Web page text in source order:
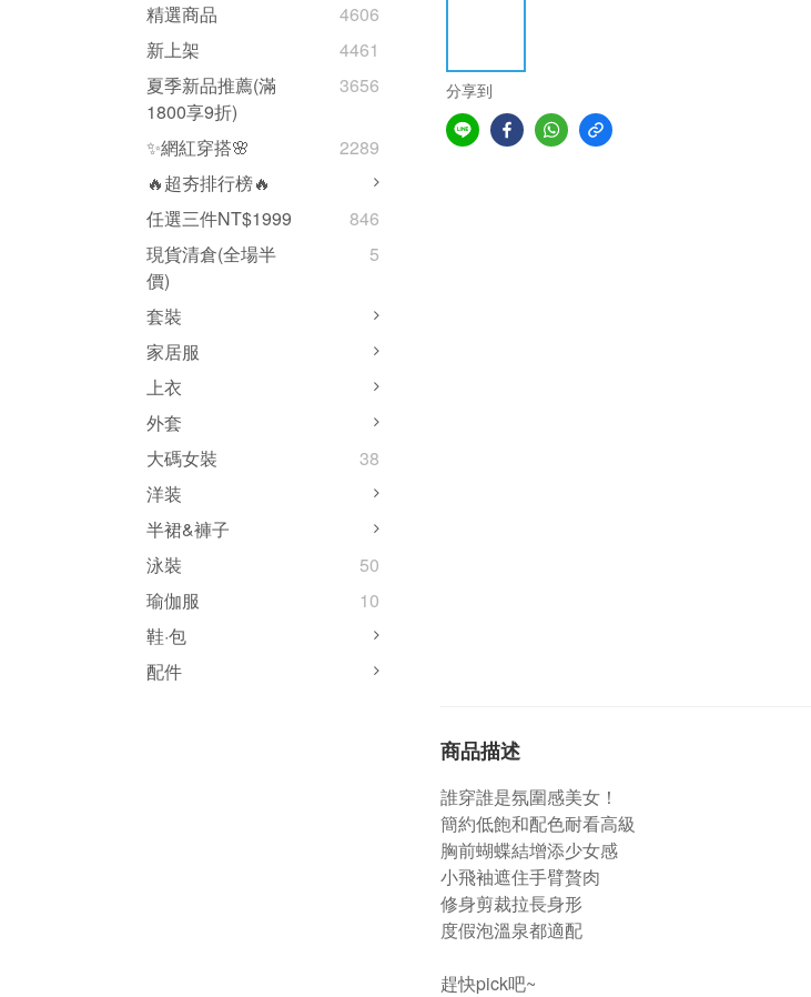
精選商品
4606
新上架
4461
夏季新品推薦(滿
1800享9折)
3656
✨網紅穿搭🌸
2289
🔥超夯排行榜🔥
任選三件NT$1999
846
現貨清倉(全場半
價)
5
套裝
家居服
上衣
外套
大碼女裝
38
洋装
半裙&褲子
泳裝
50
瑜伽服
10
鞋·包
配件
分享到
商品描述
誰穿誰是氛圍感美女！
簡約低飽和配色耐看高級
胸前蝴蝶結增添少女感
小飛袖遮住手臂贅肉
修身剪裁拉長身形
度假泡溫泉都適配
趕快pick吧~